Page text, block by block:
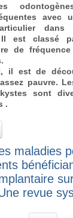
avec
dans
Il est classé
de
il est de
pauvre.
sont
.
maladies
revue